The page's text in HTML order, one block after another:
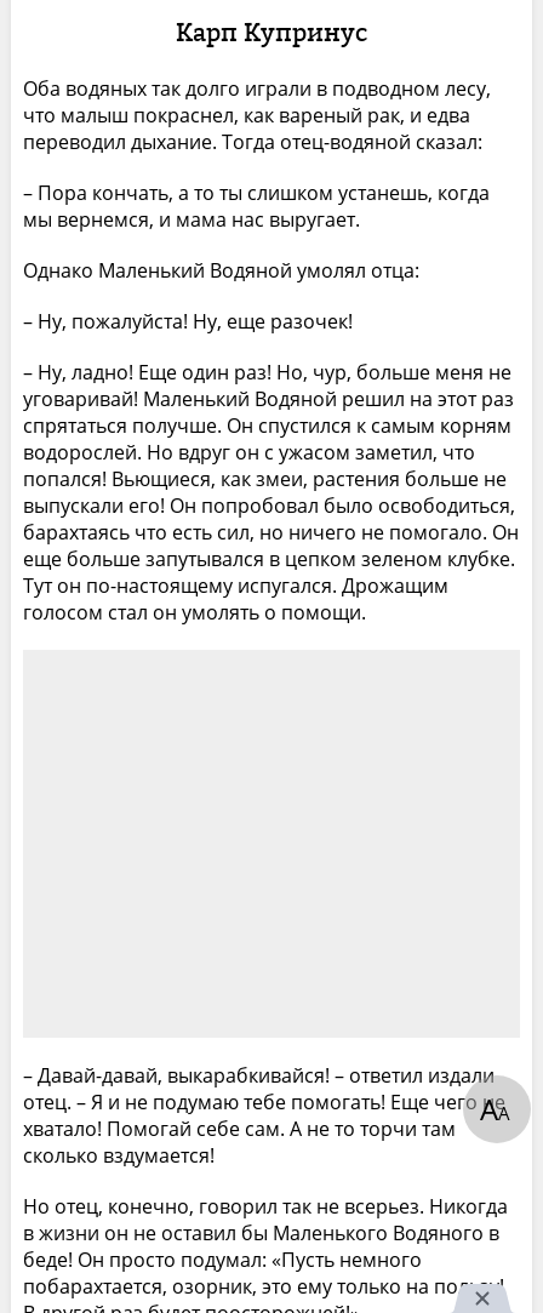
Карп Купринус
Оба водяных так долго играли в подводном лесу,
что малыш покраснел, как вареный рак, и едва
переводил дыхание. Тогда отец-водяной сказал:
– Пора кончать, а то ты слишком устанешь, когда
мы вернемся, и мама нас выругает.
Однако Маленький Водяной умолял отца:
– Ну, пожалуйста! Ну, еще разочек!
– Ну, ладно! Еще один раз! Но, чур, больше меня не
уговаривай! Маленький Водяной решил на этот раз
спрятаться получше. Он спустился к самым корням
водорослей. Но вдруг он с ужасом заметил, что
попался! Вьющиеся, как змеи, растения больше не
выпускали его! Он попробовал было освободиться,
барахтаясь что есть сил, но ничего не помогало. Он
еще больше запутывался в цепком зеленом клубке.
Тут он по-настоящему испугался. Дрожащим
голосом стал он умолять о помощи.
– Давай-давай, выкарабкивайся! – ответил издали
отец. – Я и не подумаю тебе помогать! Еще чего не
хватало! Помогай себе сам. А не то торчи там
сколько вздумается!
Но отец, конечно, говорил так не всерьез. Никогда
в жизни он не оставил бы Маленького Водяного в
беде! Он просто подумал: «Пусть немного
побарахтается, озорник, это ему только на пользу!
АА